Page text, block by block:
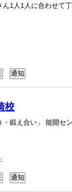
ん1人1人に合わせて
校
・鍛え合い」 能開セ